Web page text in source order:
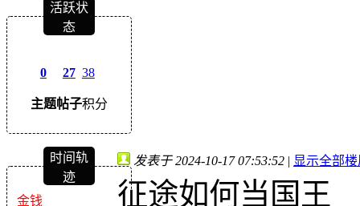
活跃状
态
0
主题
27
帖子
38
积分
时间轨
迹
金钱
发表于 2024-10-17 07:53:52 | 显示全部
征途如何当国王